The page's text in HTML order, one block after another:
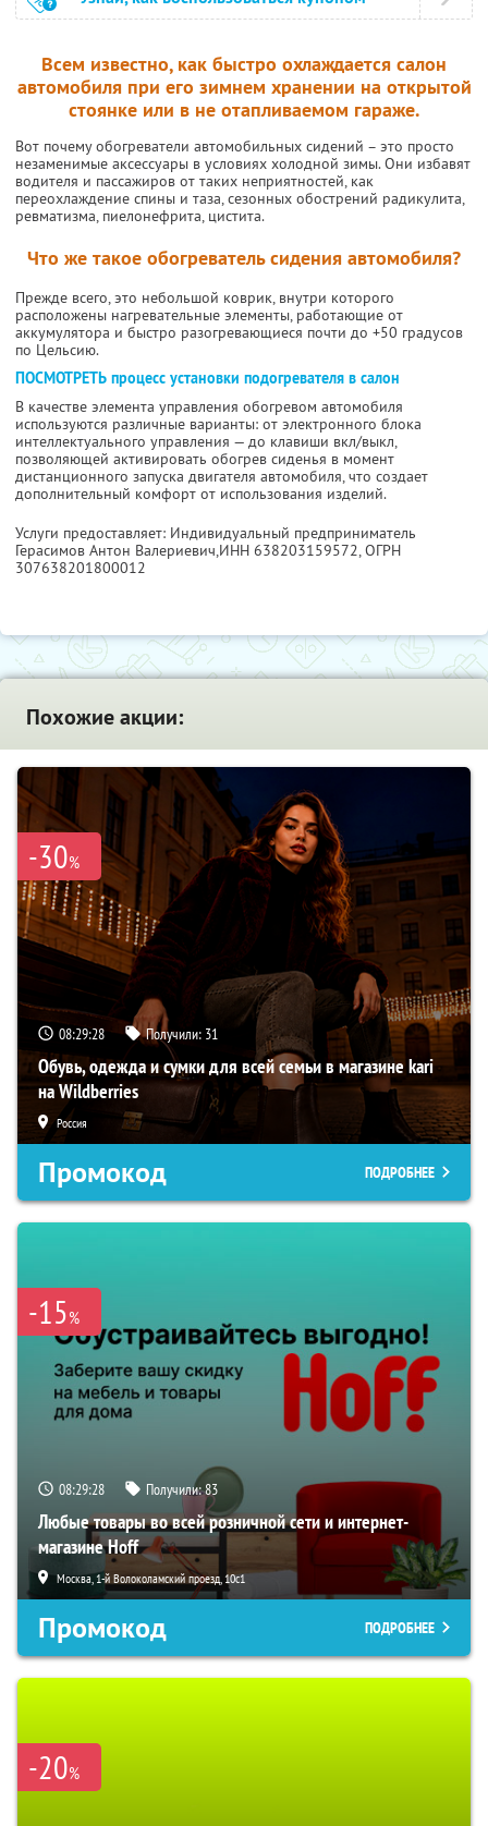
Всем известно, как быстро охлаждается салон
автомобиля при его зимнем хранении на открытой
стоянке или в не отапливаемом гараже.
Вот почему обогреватели автомобильных сидений – это просто
незаменимые аксессуары в условиях холодной зимы. Они избавят
водителя и пассажиров от таких неприятностей, как
переохлаждение спины и таза, сезонных обострений радикулита,
ревматизма, пиелонефрита, цистита.
Что же такое обогреватель сидения автомобиля?
Прежде всего, это небольшой коврик, внутри которого
расположены нагревательные элементы, работающие от
аккумулятора и быстро разогревающиеся почти до +50 градусов
по Цельсию.
ПОСМОТРЕТЬ процесс установки подогревателя в салон
В качестве элемента управления обогревом автомобиля
используются различные варианты: от электронного блока
интеллектуального управления — до клавиши вкл/выкл,
позволяющей активировать обогрев сиденья в момент
дистанционного запуска двигателя автомобиля, что создает
дополнительный комфорт от использования изделий.
Услуги предоставляет: Индивидуальный предприниматель
Герасимов Антон Валериевич,ИНН 638203159572, ОГРН
307638201800012
Похожие акции:
-30%
08:29:28 Получили: 31
Обувь, одежда и сумки для всей семьи в магазине kari
на Wildberries
Россия
Промокод ПОДРОБНЕЕ
-15%
08:29:28 Получили:83
Любые товары во всей розничной сети и интернет-
магазине Hoff
Москва, 1-й Волоколамский проезд, 10с1
Промокод ПОДРОБНЕЕ
-20%